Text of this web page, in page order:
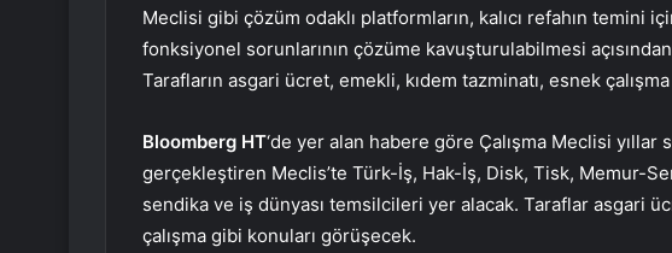
Meclisi gibi çözüm odaklı platformların, kalıcı refahın temini
fonksiyonel sorunlarının çözüme kavuşturulabilmesi
Tarafların asgari ücret, emekli, kıdem tazminatı, esnek
Bloomberg HT‘de yer alan habere göre Çalışma Meclisi yıllar
gerçekleştiren Meclis’te Türk-İş, Hak-İş, Disk, Tisk, Memur-
sendika ve iş dünyası temsilcileri yer alacak. Taraflar asgari
çalışma gibi konuları görüşecek.